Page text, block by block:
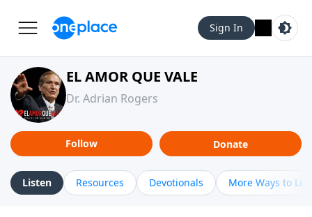
Sign In
EL AMOR QUE VALE
Dr. Adrian Rogers
Follow Donate
Listen Resources Devotionals More Ways to